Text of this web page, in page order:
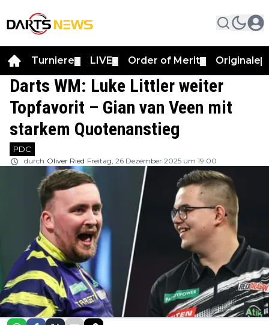
Turniere LIVE Order of Merit Originale
Darts WM: Luke Littler weiter
Topfavorit – Gian van Veen mit
starkem Quotenanstieg
PDC
durch Oliver Ried Freitag, 26 Dezember 2025 um 19:00